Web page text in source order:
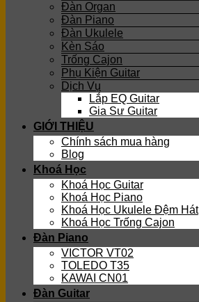
Đàn Organ
Đàn Piano
Đàn Ukulele
Kèn Sáo
Trống Cajon
Phụ Kiện Guitar
Dịch Vụ
Lắp EQ Guitar
Gia Sư Guitar
GIỚI THIỆU
Chính sách mua hàng
Blog
Khoá Học
Khoá Học Guitar
Khoá Học Piano
Khoá Học Ukulele Đệm Hát
Khoá Học Trống Cajon
Đàn Piano
VICTOR VT02
TOLEDO T35
KAWAI CN01
Đàn Guitar